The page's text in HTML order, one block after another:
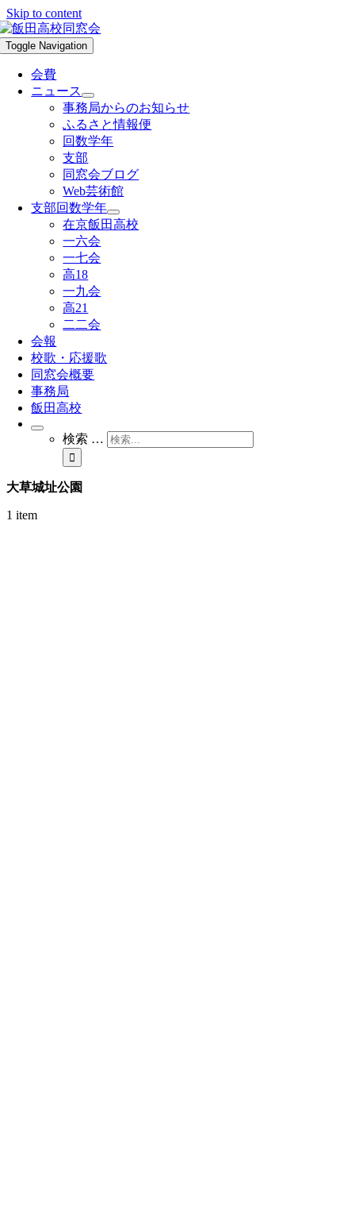
Skip to content
Toggle Navigation
会費
ニュース
事務局からのお知らせ
ふるさと情報便
回数学年
支部
同窓会ブログ
Web芸術館
支部回数学年
在京飯田高校
一六会
一七会
高18
一九会
高21
二二会
会報
校歌・応援歌
同窓会概要
事務局
飯田高校
検索 …
大草城址公園
1 item